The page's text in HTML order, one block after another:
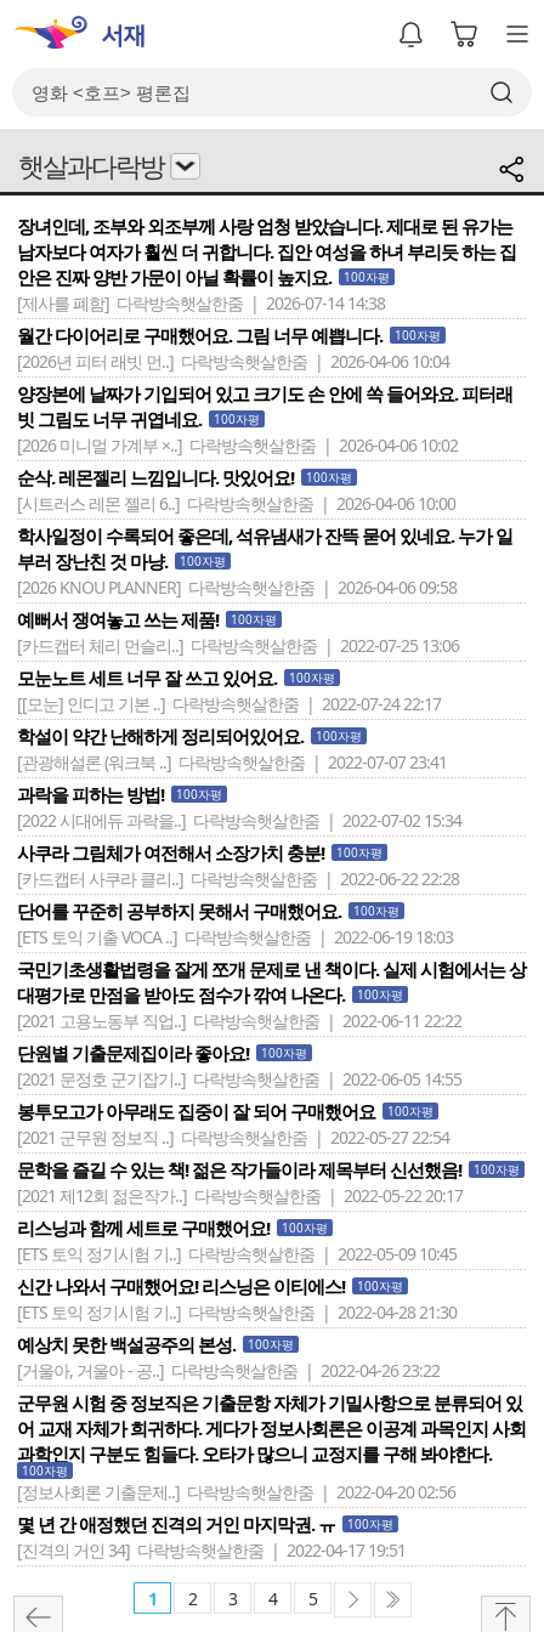
햇살과다락방
장녀인데, 조부와 외조부께 사랑 엄청 받았습니다. 제대로 된 유가는
남자보다 여자가 훨씬 더 귀합니다. 집안 여성을 하녀 부리듯 하는 집
안은 진짜 양반 가문이 아닐 확률이 높지요.
100자평
[제사를 폐함] 다락방속햇살한줌 | 2026-07-14 14:38
월간 다이어리로 구매했어요. 그림 너무 예쁩니다. 100자평
[2026년 피터 래빗 먼..] 다락방속햇살한줌 | 2026-04-06 10:04
양장본에 날짜가 기입되어 있고 크기도 손 안에 쏙 들어와요. 피터래
빗 그림도 너무 귀엽네요.
100자평
[2026 미니멀 가계부 ×..] 다락방속햇살한줌 | 2026-04-06 10:02
순삭. 레몬젤리 느낌입니다. 맛있어요! 100자평
[시트러스 레몬 젤리 6..] 다락방속햇살한줌 | 2026-04-06 10:00
학사일정이 수록되어 좋은데, 석유냄새가 잔뜩 묻어 있네요. 누가 일
부러 장난친 것 마냥.
100자평
[2026 KNOU PLANNER] 다락방속햇살한줌 | 2026-04-06 09:58
예뻐서 쟁여놓고 쓰는 제품! 100자평
[카드캡터 체리 먼슬리..] 다락방속햇살한줌 | 2022-07-25 13:06
모눈노트 세트 너무 잘 쓰고 있어요. 100자평
[[모눈] 인디고 기본 ..] 다락방속햇살한줌 | 2022-07-24 22:17
학설이 약간 난해하게 정리되어있어요. 100자평
[관광해설론 (워크북 ..] 다락방속햇살한줌 | 2022-07-07 23:41
과락을 피하는 방법! 100자평
[2022 시대에듀 과락을..] 다락방속햇살한줌 | 2022-07-02 15:34
사쿠라 그림체가 여전해서 소장가치 충분! 100자평
[카드캡터 사쿠라 클리..] 다락방속햇살한줌 | 2022-06-22 22:28
단어를 꾸준히 공부하지 못해서 구매했어요. 100자평
[ETS 토익 기출 VOCA ..] 다락방속햇살한줌 | 2022-06-19 18:03
국민기초생활법령을 잘게 쪼개 문제로 낸 책이다. 실제 시험에서는 상
대평가로 만점을 받아도 점수가 깎여 나온다.
100자평
[2021 고용노동부 직업..] 다락방속햇살한줌 | 2022-06-11 22:22
단원별 기출문제집이라 좋아요! 100자평
[2021 문정호 군기잡기..] 다락방속햇살한줌 | 2022-06-05 14:55
봉투모고가 아무래도 집중이 잘 되어 구매했어요 100자평
[2021 군무원 정보직 ..] 다락방속햇살한줌 | 2022-05-27 22:54
문학을 즐길 수 있는 책! 젊은 작가들이라 제목부터 신선했음! 100자평
[2021 제12회 젊은작가..] 다락방속햇살한줌 | 2022-05-22 20:17
리스닝과 함께 세트로 구매했어요! 100자평
[ETS 토익 정기시험 기..] 다락방속햇살한줌 | 2022-05-09 10:45
신간 나와서 구매했어요! 리스닝은 이티에스! 100자평
[ETS 토익 정기시험 기..] 다락방속햇살한줌 | 2022-04-28 21:30
예상치 못한 백설공주의 본성. 100자평
[거울아, 거울아 - 공..] 다락방속햇살한줌 | 2022-04-26 23:22
군무원 시험 중 정보직은 기출문항 자체가 기밀사항으로 분류되어 있
어 교재 자체가 희귀하다. 게다가 정보사회론은 이공계 과목인지 사회
과학인지 구분도 힘들다. 오타가 많으니 교정지를 구해 봐야한다.
100자평
[정보사회론 기출문제..] 다락방속햇살한줌 | 2022-04-20 02:56
몇 년 간 애정했던 진격의 거인 마지막권. ㅠ 100자평
[진격의 거인 34] 다락방속햇살한줌 | 2022-04-17 19:51
1 2 3 4 5